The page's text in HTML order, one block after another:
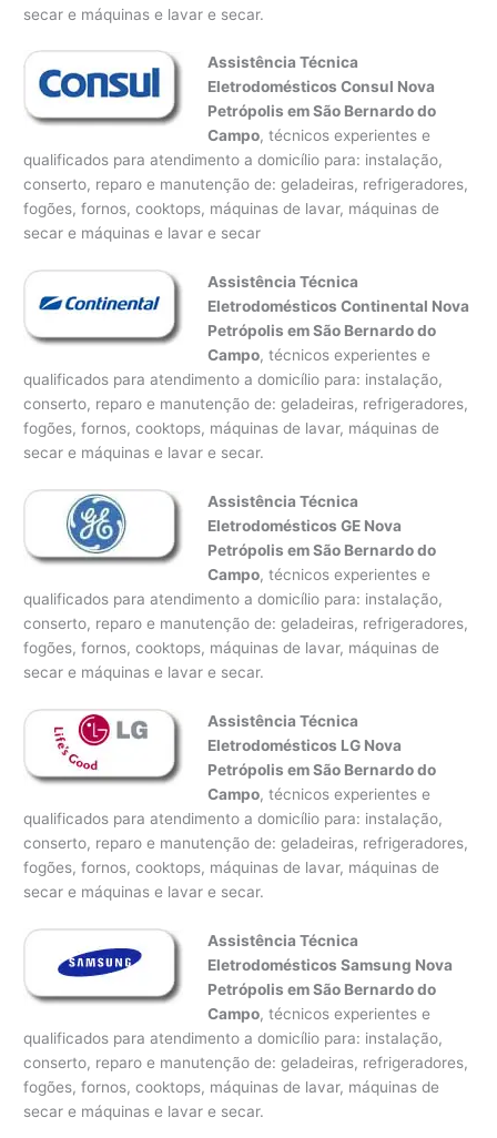
secar e máquinas e lavar e secar.
Assistência Técnica
Eletrodomésticos Consul Nova
Petrópolis em São Bernardo do
Campo, técnicos experientes e
qualificados para atendimento a domicílio para: instalação,
conserto, reparo e manutenção de: geladeiras, refrigeradores,
fogões, fornos, cooktops, máquinas de lavar, máquinas de
secar e máquinas e lavar e secar
Assistência Técnica
Eletrodomésticos Continental Nova
Petrópolis em São Bernardo do
Campo, técnicos experientes e
qualificados para atendimento a domicílio para: instalação,
conserto, reparo e manutenção de: geladeiras, refrigeradores,
fogões, fornos, cooktops, máquinas de lavar, máquinas de
secar e máquinas e lavar e secar.
Assistência Técnica
Eletrodomésticos GE Nova
Petrópolis em São Bernardo do
Campo, técnicos experientes e
qualificados para atendimento a domicílio para: instalação,
conserto, reparo e manutenção de: geladeiras, refrigeradores,
fogões, fornos, cooktops, máquinas de lavar, máquinas de
secar e máquinas e lavar e secar.
Assistência Técnica
Eletrodomésticos LG Nova
Petrópolis em São Bernardo do
Campo, técnicos experientes e
qualificados para atendimento a domicílio para: instalação,
conserto, reparo e manutenção de: geladeiras, refrigeradores,
fogões, fornos, cooktops, máquinas de lavar, máquinas de
secar e máquinas e lavar e secar.
Assistência Técnica
Eletrodomésticos Samsung Nova
Petrópolis em São Bernardo do
Campo, técnicos experientes e
qualificados para atendimento a domicílio para: instalação,
conserto, reparo e manutenção de: geladeiras, refrigeradores,
fogões, fornos, cooktops, máquinas de lavar, máquinas de
secar e máquinas e lavar e secar.